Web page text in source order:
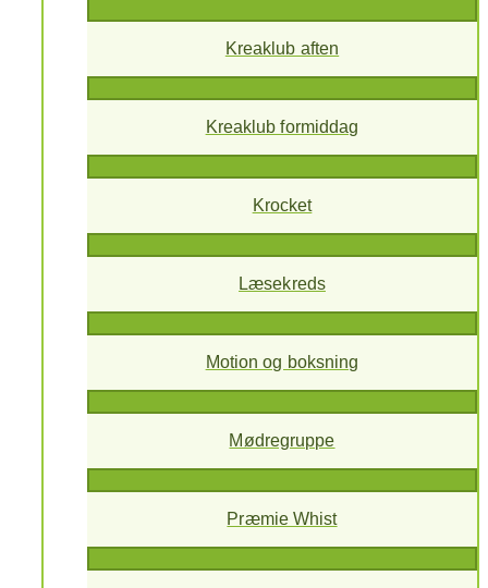
Kreaklub aften
Kreaklub formiddag
Krocket
Læsekreds
Motion og boksning
Mødregruppe
Præmie Whist